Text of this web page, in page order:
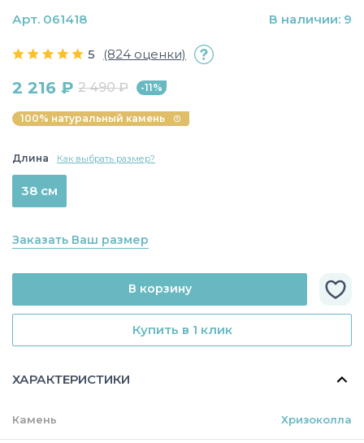
5 (824 оценки)
2 216 ₽ 2 490 ₽ -11%
100% натуральный камень
Длина Как выбрать размер?
38 см
Заказать Ваш размер
Купить в 1 клик
В корзину
Арт. 061418 В наличии: 9
ХАРАКТЕРИСТИКИ
Камень Хризоколла